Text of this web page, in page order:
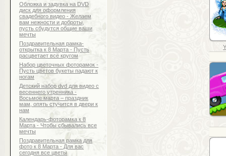
Обложка и задувка на DVD
диск для оформления
свадебного видео - Желаем
вам нежности и доброты,
пусть сбудутся общие ваши
мечты
Поздравительная рамка-
открытка к 8 Марта - Пусть
расцветает всё кругом
Набор цветочных фоторамок -
Пусть цветов букеты падают к
ногам
Детский набор dvd для видео с
весеннего утренника -
Восьмое марта – праздник
мам, опять стучится в двери к
нам
Календарь-фоторамка к 8
Марта - Чтобы сбывались все
мечты
Поздравительная рамка для
фото к 8 Марта - Для вас
сегодня все цветы